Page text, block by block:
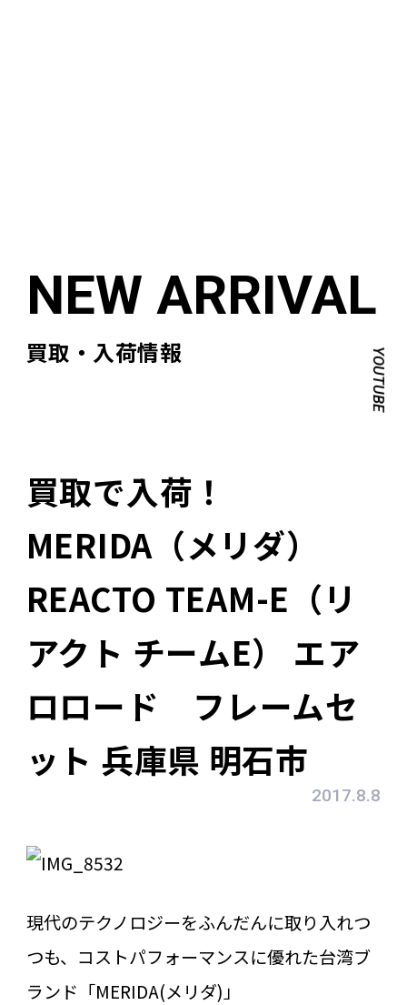
買取・入荷情報 YOUTUBE
買取で入荷！
MERIDA（メリダ）
REACTO TEAM-E（リ
アクト チームE） エア
ロロード フレームセ
ット 兵庫県 明石市
2017.8.8
現代のテクノロジーをふんだんに取り入れつ
つも、コストパフォーマンスに優れた台湾ブ
ランド「MERIDA(メリダ)」